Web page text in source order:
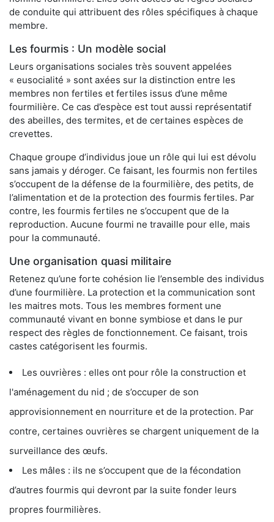
de conduite qui attribuent des rôles spécifiques à chaque
membre.
Les fourmis : Un modèle social
Leurs organisations sociales très souvent appelées
« eusocialité » sont axées sur la distinction entre les
membres non fertiles et fertiles issus d’une même
fourmilière. Ce cas d’espèce est tout aussi représentatif
des abeilles, des termites, et de certaines espèces de
crevettes.
Chaque groupe d’individus joue un rôle qui lui est dévolu
sans jamais y déroger. Ce faisant, les fourmis non fertiles
s’occupent de la défense de la fourmilière, des petits, de
l’alimentation et de la protection des fourmis fertiles. Par
contre, les fourmis fertiles ne s’occupent que de la
reproduction. Aucune fourmi ne travaille pour elle, mais
pour la communauté.
Une organisation quasi militaire
Retenez qu’une forte cohésion lie l’ensemble des individus
d’une fourmilière. La protection et la communication sont
les maitres mots. Tous les membres forment une
communauté vivant en bonne symbiose et dans le pur
respect des règles de fonctionnement. Ce faisant, trois
castes catégorisent les fourmis.
Les ouvrières : elles ont pour rôle la construction et
l'aménagement du nid ; de s’occuper de son
approvisionnement en nourriture et de la protection. Par
contre, certaines ouvrières se chargent uniquement de la
surveillance des œufs.
Les mâles : ils ne s’occupent que de la fécondation
d’autres fourmis qui devront par la suite fonder leurs
propres fourmilières.